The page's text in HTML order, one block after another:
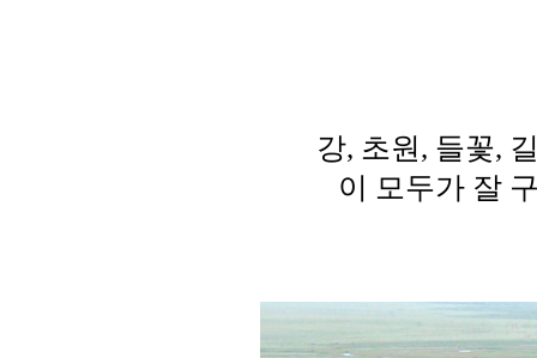
강, 초원, 들꽃,
이 모두가 잘